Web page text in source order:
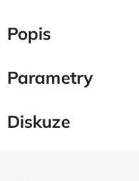
Popis
Parametry
Diskuze